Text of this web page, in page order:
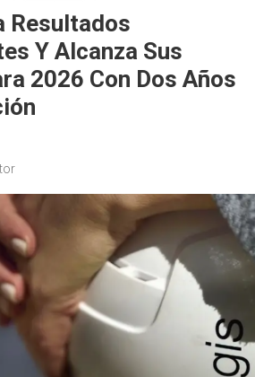
Resultados
Y Alcanza Sus
2026 Con Dos Años